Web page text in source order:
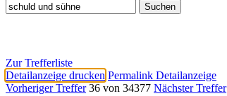
Zur Trefferliste
Detailanzeige drucken Permalink Detailanzeige
Vorheriger Treffer 36 von 34377 Nächster Treffer